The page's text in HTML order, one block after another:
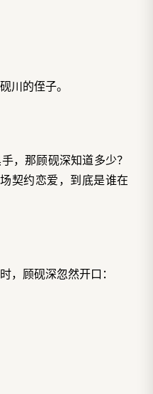
川的侄子。
，那顾砚深知道多少？
契约恋爱，到底是谁在
，顾砚深忽然开口：